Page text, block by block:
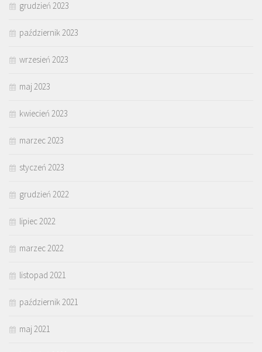
grudzień 2023
październik 2023
wrzesień 2023
maj 2023
kwiecień 2023
marzec 2023
styczeń 2023
grudzień 2022
lipiec 2022
marzec 2022
listopad 2021
październik 2021
maj 2021